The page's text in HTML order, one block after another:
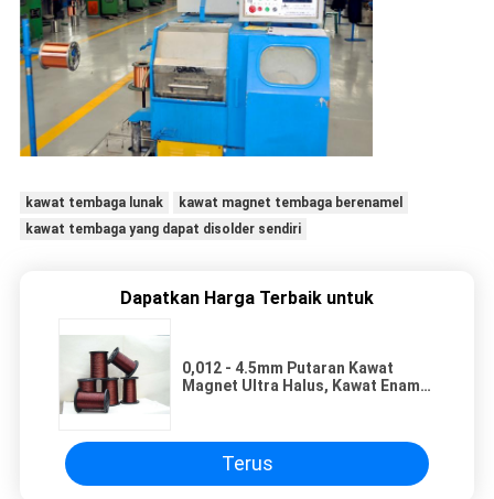
kawat tembaga lunak
kawat magnet tembaga berenamel
kawat tembaga yang dapat disolder sendiri
Dapatkan Harga Terbaik untuk
0,012 - 4.5mm Putaran Kawat
Magnet Ultra Halus, Kawat Enamel
Terus